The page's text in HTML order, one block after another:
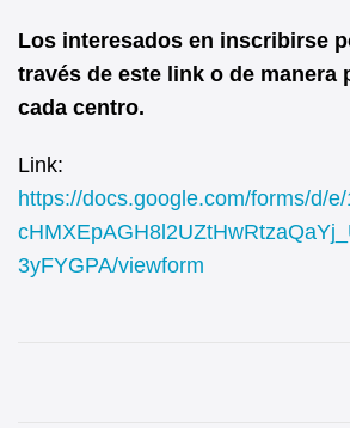
Los interesados en inscribirse
través de este link o de manera
cada centro.
Link:
https://docs.google.com/forms/d/
3yFYGPA/viewform